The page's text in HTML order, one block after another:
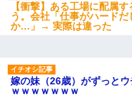
【衝撃】ある工場に配属
う。会社「仕事がハード
か…」→ 実際は違った
嫁の妹（26歳）がずっと
ｗｗｗｗｗｗｗ